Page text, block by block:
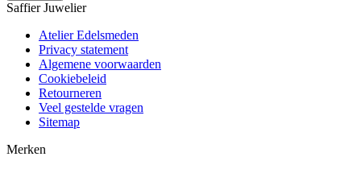
Saffier Juwelier
Atelier Edelsmeden
Privacy statement
Algemene voorwaarden
Cookiebeleid
Retourneren
Veel gestelde vragen
Sitemap
Merken